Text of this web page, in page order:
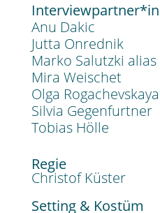
Anu Dakic
Jutta Onrednik
Marko Salutzki
Mira Weischet
Olga Rogachevskaya
Silvia Gegenfurtner
Tobias Hölle
Regie
Christof Küster
Setting & Kostüm